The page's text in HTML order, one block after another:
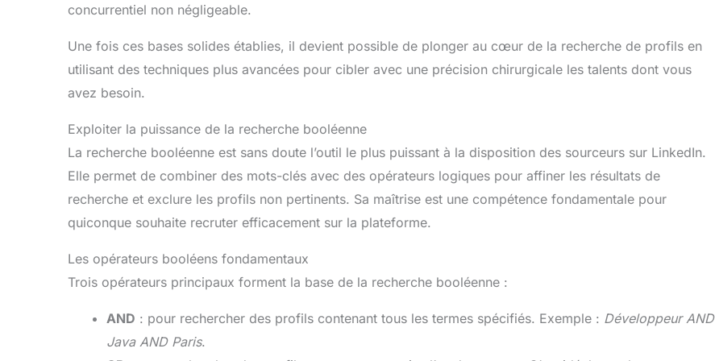
et vous concentrer sur
votre travail. Que vous
l'étude ou le jeu, que vous
soyez ingénieur, maître de
jeu ou service clientèle,
est un bon choix !
Ééconomie D'espace:
tourné vers le haut et vers
le bas à volonté. Les
accoudoirs rembourrés
sont parfaits pour soutenir
vous n'avez pas besoin
d'utiliser la chaise, vous
pouvez relever les
chaise sous la table pour
gagner de la place. Facile
concurrentiel non négligeable.
Une fois ces bases solides établies, il devient possible de plonger au cœur de la recherche de profils en
utilisant des techniques plus avancées pour cibler avec une précision chirurgicale les talents dont vous
avez besoin.
Exploiter la puissance de la recherche booléenne
La recherche booléenne est sans doute l’outil le plus puissant à la disposition des sourceurs sur LinkedIn.
Elle permet de combiner des mots-clés avec des opérateurs logiques pour affiner les résultats de
recherche et exclure les profils non pertinents. Sa maîtrise est une compétence fondamentale pour
quiconque souhaite recruter efficacement sur la plateforme.
Les opérateurs booléens fondamentaux
Trois opérateurs principaux forment la base de la recherche booléenne :
AND : pour rechercher des profils contenant tous les termes spécifiés. Exemple : Développeur AND
Java AND Paris.